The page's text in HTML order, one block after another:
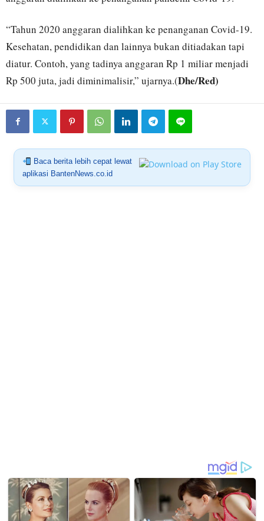
“Tahun 2020 anggaran dialihkan ke penanganan Covid-19.
Kesehatan, pendidikan dan lainnya bukan ditiadakan tapi
diatur. Contoh, yang tadinya anggaran Rp 1 miliar menjadi
Rp 500 juta, jadi diminimalisir,” ujarnya.(Dhe/Red)
Baca berita lebih cepat lewat
aplikasi BantenNews.co.id